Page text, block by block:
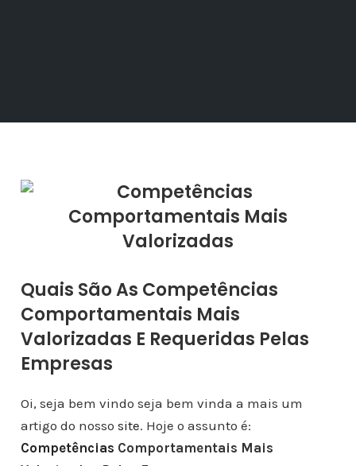
Quais São As Competências
Comportamentais Mais
Valorizadas E Requeridas Pelas
Empresas
Oi, seja bem vindo seja bem vinda a mais um
artigo do nosso site. Hoje o assunto é:
Competências Comportamentais Mais